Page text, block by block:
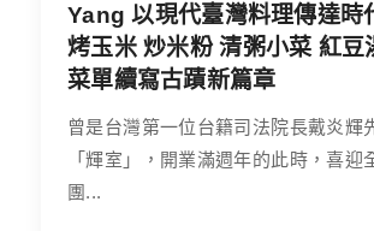
Yang 以現代臺灣料理傳達時
烤玉米 炒米粉 清粥小菜 紅豆
菜單續寫古蹟新篇章
曾是台灣第一位台籍司法院長戴炎輝
「輝室」，開業滿週年的此時，喜迎
團...